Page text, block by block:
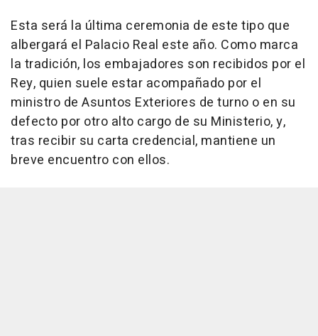
Esta será la última ceremonia de este tipo que
albergará el Palacio Real este año. Como marca
la tradición, los embajadores son recibidos por el
Rey, quien suele estar acompañado por el
ministro de Asuntos Exteriores de turno o en su
defecto por otro alto cargo de su Ministerio, y,
tras recibir su carta credencial, mantiene un
breve encuentro con ellos.